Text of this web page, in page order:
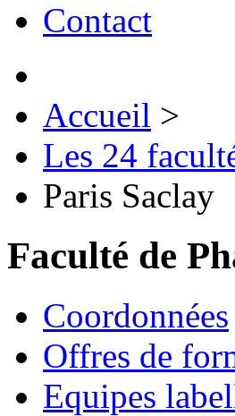
Contact
Accueil >
Les 24
Paris Saclay
Faculté de
Coordonnées
Offres de
Equipes